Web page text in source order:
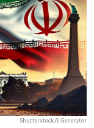
Shutterstock.AI Generator